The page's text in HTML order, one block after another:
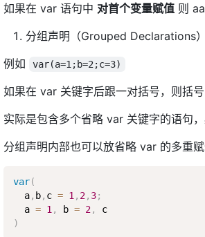
如果在 var 语句中 对首个变量赋值 则
分组声明（Grouped Declarations）
例如
var(a=1;b=2;c=3)
如果在 var 关键字后跟一对括号，则括
实际是包含多个省略 var 关键字的语句
分组声明内部也可以放省略 var 的多重
var(
  a
, b, c = 1, 2, 3;
  a
= 1, b = 2,
)